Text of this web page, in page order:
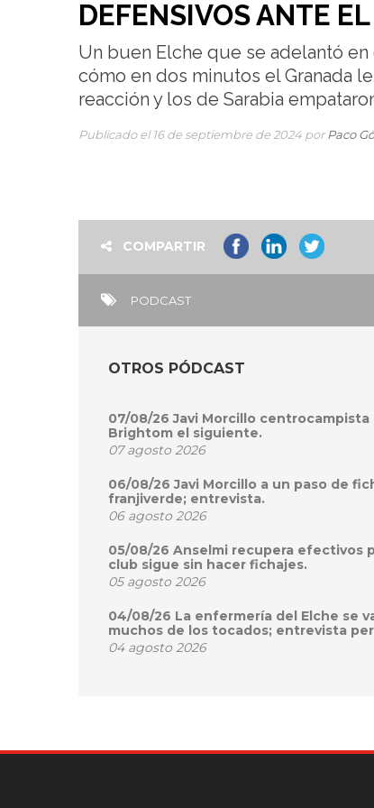
DEFENSIVOS ANTE
Un buen Elche que se adelantó
cómo en dos minutos el Granada
reacción y los de Sarabia
Publicado el 16 de septiembre de 2024 porPaco
COMPARTIR
PODCAST
OTROS PÓDCAST
07/08/26 Javi Morcillo
Brightom el siguiente.
07 agosto 2026
06/08/26 Javi Morcillo a un paso de
franjiverde; entrevista.
06 agosto 2026
05/08/26 Anselmi recupera efectivos
club sigue sin hacer fichajes.
05 agosto 2026
04/08/26 La enfermería del Elche se
muchos de los tocados; entrevista
04 agosto 2026